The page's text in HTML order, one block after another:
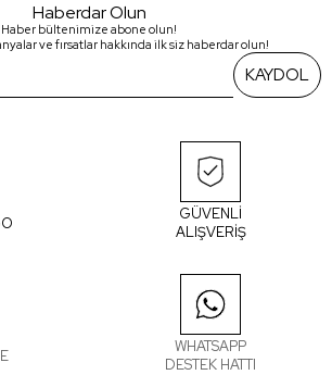
Haberdar Olun
Haber bültenimize abone olun!
ve fırsatlar hakkında ilk siz haberdar olun!
KAYDOL
GÜVENLİ
ALIŞVERİŞ
WHATSAPP
DESTEK HATTI